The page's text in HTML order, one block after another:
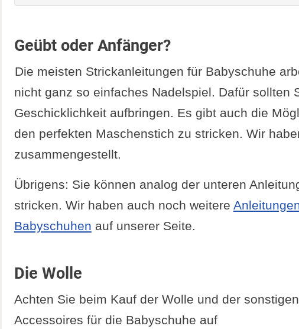
Geübt oder Anfänger?
Die meisten Strickanleitungen für Babyschuhe
nicht ganz so einfaches Nadelspiel. Dafür sollten
Geschicklichkeit aufbringen. Es gibt auch die
den perfekten Maschenstich zu stricken. Wir
zusammengestellt.
Übrigens: Sie können analog der unteren
stricken. Wir haben auch noch weitere
Babyschuhen auf unserer Seite.
Die Wolle
Achten Sie beim Kauf der Wolle und der sonstigen
Accessoires für die Babyschuhe auf